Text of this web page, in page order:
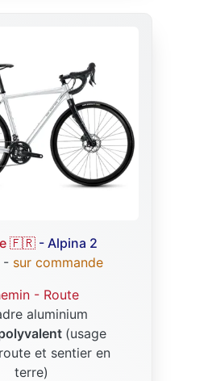
🇫🇷 - Alpina 2
- sur commande
- Route
aluminium
(usage
et sentier en
terre)